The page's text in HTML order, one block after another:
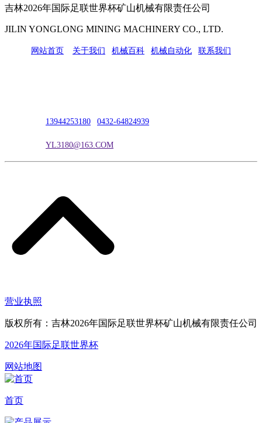
吉林2026年国际足联世界杯矿山机械有限责任公司
JILIN YONGLONG MINING MACHINERY CO., LTD.
网站首页 关于我们 机械百科 机械自动化 联系我们
13944253180 0432-64824939
YL3180@163.COM
营业执照
版权所有：吉林2026年国际足联世界杯矿山机械有限责任公司
2026年国际足联世界杯
网站地图
首页